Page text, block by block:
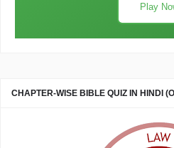
Play
CHAPTER-WISE BIBLE QUIZ IN HINDI